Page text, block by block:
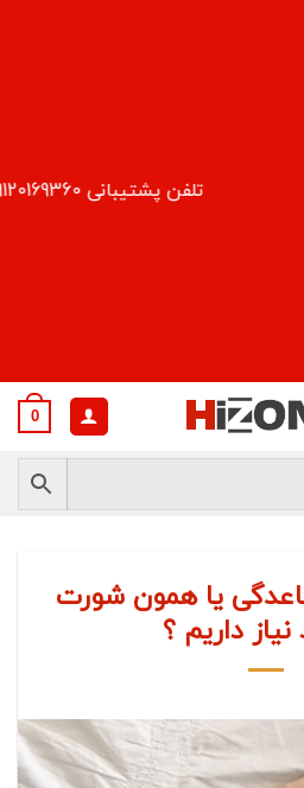
تلفن پشتیبانی 09120169360
0
یا همون شورت
نیاز داریم ؟